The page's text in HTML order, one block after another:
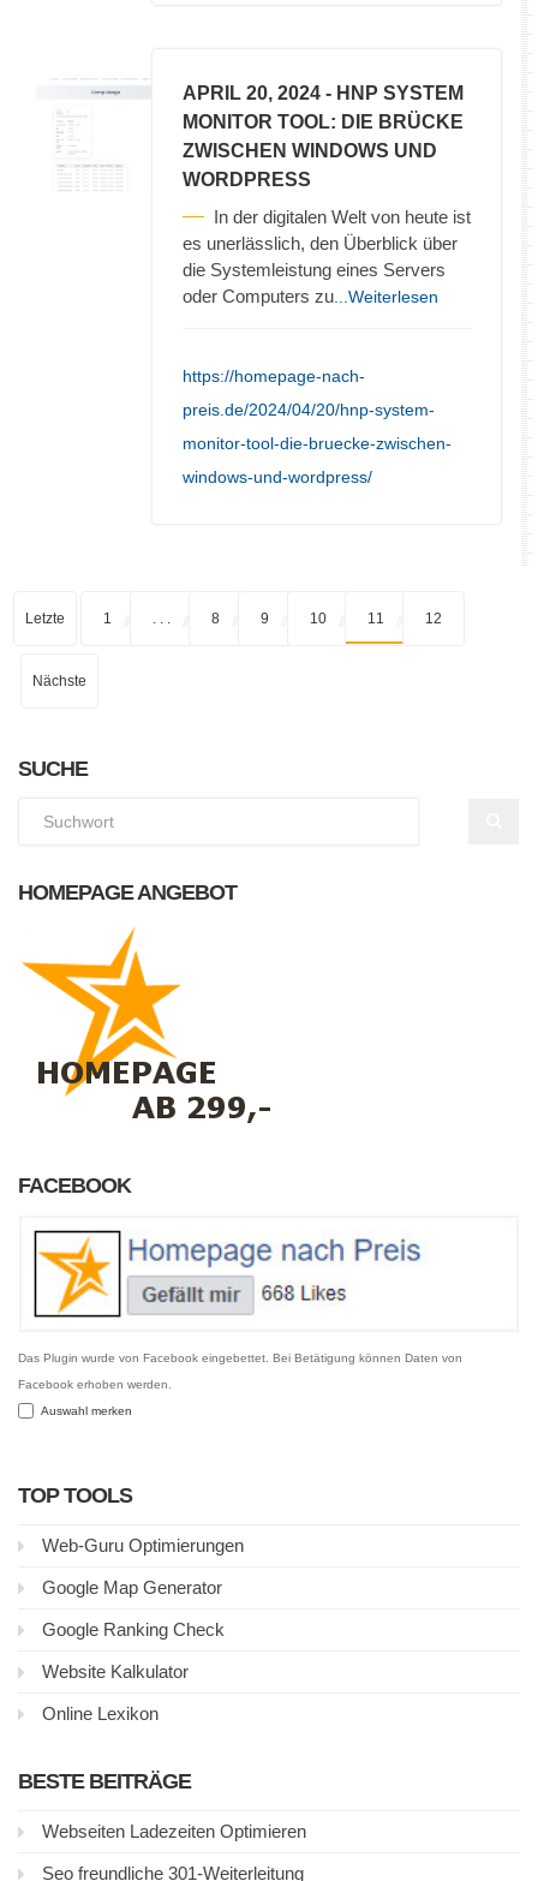
APRIL 20, 2024 - HNP SYSTEM
MONITOR TOOL: DIE BRÜCKE
ZWISCHEN WINDOWS UND
WORDPRESS
In der digitalen Welt von heute ist
es unerlässlich, den Überblick über
die Systemleistung eines Servers
oder Computers zu ...Weiterlesen
https://homepage-nach-
preis.de/2024/04/20/hnp-system-
monitor-tool-die-bruecke-zwischen-
windows-und-wordpress/
Letzte 1 8 9 10 11 12
Nächste
SUCHE
HOMEPAGE ANGEBOT
FACEBOOK
Das Plugin wurde von Facebook eingebettet. Bei Betätigung können Daten von
Facebook erhoben werden.
Auswahl merken
TOP TOOLS
Web-Guru Optimierungen
Google Map Generator
Google Ranking Check
Website Kalkulator
Online Lexikon
BESTE BEITRÄGE
Webseiten Ladezeiten Optimieren
Seo freundliche 301-Weiterleitung